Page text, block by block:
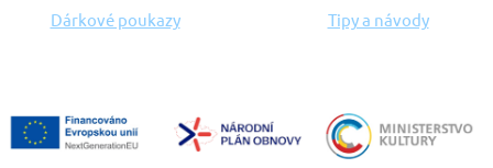
Dárkové poukazy
Tipy a návody